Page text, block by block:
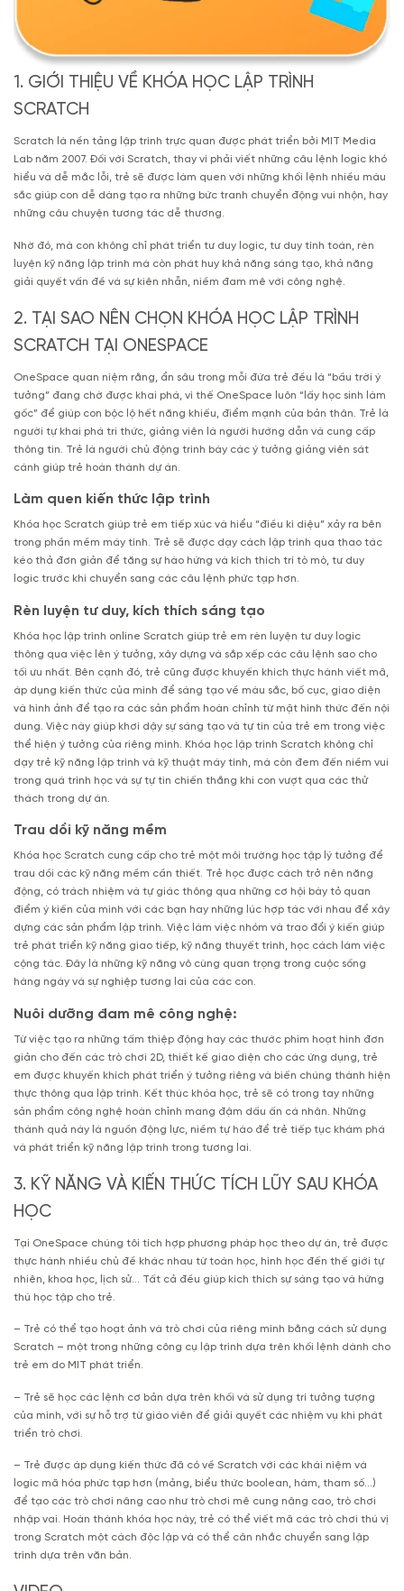
1. GIỚI THIỆU VỀ KHÓA HỌC LẬP TRÌNH
SCRATCH
Scratch là nền tảng lập trình trực quan được phát triển bởi MIT Media
Lab năm 2007. Đối với Scratch, thay vì phải viết những câu lệnh logic khó
hiểu và dễ mắc lỗi, trẻ sẽ được làm quen với những khối lệnh nhiều màu
sắc giúp con dễ dàng tạo ra những bức tranh chuyển động vui nhộn, hay
những câu chuyện tương tác dễ thương.
Nhờ đó, mà con không chỉ phát triển tư duy logic, tư duy tính toán, rèn
luyện kỹ năng lập trình mà còn phát huy khả năng sáng tạo, khả năng
giải quyết vấn đề và sự kiên nhẫn, niềm đam mê với công nghệ.
2. TẠI SAO NÊN CHỌN KHÓA HỌC LẬP TRÌNH
SCRATCH TẠI ONESPACE
OneSpace quan niệm rằng, ẩn sâu trong mỗi đứa trẻ đều là “bầu trời ý
tưởng” đang chờ được khai phá, vì thế OneSpace luôn “lấy học sinh làm
gốc” để giúp con bộc lộ hết năng khiếu, điểm mạnh của bản thân. Trẻ là
người tự khai phá tri thức, giảng viên là người hướng dẫn và cung cấp
thông tin. Trẻ là người chủ động trình bày các ý tưởng giảng viên sát
cánh giúp trẻ hoàn thành dự án.
Làm quen kiến thức lập trình
Khóa học Scratch giúp trẻ em tiếp xúc và hiểu “điều kì diệu” xảy ra bên
trong phần mềm máy tính. Trẻ sẽ được dạy cách lập trình qua thao tác
kéo thả đơn giản để tăng sự hào hứng và kích thích trí tò mò, tư duy
logic trước khi chuyển sang các câu lệnh phức tạp hơn.
Rèn luyện tư duy, kích thích sáng tạo
Khóa học lập trình online Scratch giúp trẻ em rèn luyện tư duy logic
thông qua việc lên ý tưởng, xây dựng và sắp xếp các câu lệnh sao cho
tối ưu nhất. Bên cạnh đó, trẻ cũng được khuyến khích thực hành viết mã,
áp dụng kiến thức của mình để sáng tạo về màu sắc, bố cục, giao diện
và hình ảnh để tạo ra các sản phẩm hoàn chỉnh từ mặt hình thức đến nội
dung. Việc này giúp khơi dậy sự sáng tạo và tự tin của trẻ em trong việc
thể hiện ý tưởng của riêng mình. Khóa học lập trình Scratch không chỉ
dạy trẻ kỹ năng lập trình và kỹ thuật máy tính, mà còn đem đến niềm vui
trong quá trình học và sự tự tin chiến thắng khi con vượt qua các thử
thách trong dự án.
Trau dồi kỹ năng mềm
Khóa học Scratch cung cấp cho trẻ một môi trường học tập lý tưởng để
trau dồi các kỹ năng mềm cần thiết. Trẻ học được cách trở nên năng
động, có trách nhiệm và tự giác thông qua những cơ hội bày tỏ quan
điểm ý kiến của mình với các bạn hay những lúc hợp tác với nhau để xây
dựng các sản phẩm lập trình. Việc làm việc nhóm và trao đổi ý kiến giúp
trẻ phát triển kỹ năng giao tiếp, kỹ năng thuyết trình, học cách làm việc
cộng tác. Đây là những kỹ năng vô cùng quan trọng trong cuộc sống
hàng ngày và sự nghiệp tương lai của các con.
Nuôi dưỡng đam mê công nghệ:
Từ việc tạo ra những tấm thiệp động hay các thước phim hoạt hình đơn
giản cho đến các trò chơi 2D, thiết kế giao diện cho các ứng dụng, trẻ
em được khuyến khích phát triển ý tưởng riêng và biến chúng thành hiện
thực thông qua lập trình. Kết thúc khóa học, trẻ sẽ có trong tay những
sản phẩm công nghệ hoàn chỉnh mang đậm dấu ấn cá nhân. Những
thành quả này là nguồn động lực, niềm tự hào để trẻ tiếp tục khám phá
và phát triển kỹ năng lập trình trong tương lai.
3. KỸ NĂNG VÀ KIẾN THỨC TÍCH LŨY SAU KHÓA
HỌC
Tại OneSpace chúng tôi tích hợp phương pháp học theo dự án, trẻ được
thực hành nhiều chủ đề khác nhau từ toán học, hình học đến thế giới tự
nhiên, khoa học, lịch sử… Tất cả đều giúp kích thích sự sáng tạo và hứng
thú học tập cho trẻ.
– Trẻ có thể tạo hoạt ảnh và trò chơi của riêng mình bằng cách sử dụng
Scratch – một trong những công cụ lập trình dựa trên khối lệnh dành cho
trẻ em do MIT phát triển.
– Trẻ sẽ học các lệnh cơ bản dựa trên khối và sử dụng trí tưởng tượng
của mình, với sự hỗ trợ từ giáo viên để giải quyết các nhiệm vụ khi phát
triển trò chơi.
– Trẻ được áp dụng kiến thức đã có về Scratch với các khái niệm và
logic mã hóa phức tạp hơn (mảng, biểu thức boolean, hàm, tham số…)
để tạo các trò chơi nâng cao như trò chơi mê cung nâng cao, trò chơi
nhập vai. Hoàn thành khóa học này, trẻ có thể viết mã các trò chơi thú vị
trong Scratch một cách độc lập và có thể cân nhắc chuyển sang lập
trình dựa trên văn bản.